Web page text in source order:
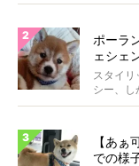
ポーラ
ェシェ
スタイ
シー、し
ウ...
【あ
での様